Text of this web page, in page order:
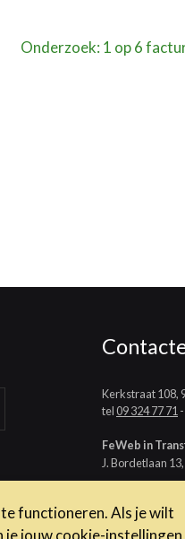
Onderzoek: 1 op 6
Kerkstraat 108,
tel09 324 77 71 -
FeWeb in
J. Bordetlaan
functioneren. Als je wilt
je jouw cookie-instellingen